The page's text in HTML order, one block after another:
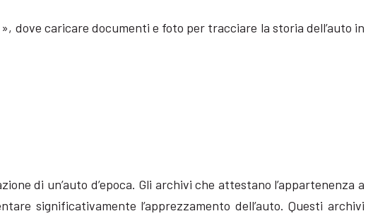
dove caricare documenti e foto per tracciare la storia dell’auto in
di un’auto d’epoca. Gli archivi che attestano l’appartenenza a
significativamente l’apprezzamento dell’auto. Questi archivi